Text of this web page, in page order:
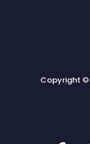
Copyright ©